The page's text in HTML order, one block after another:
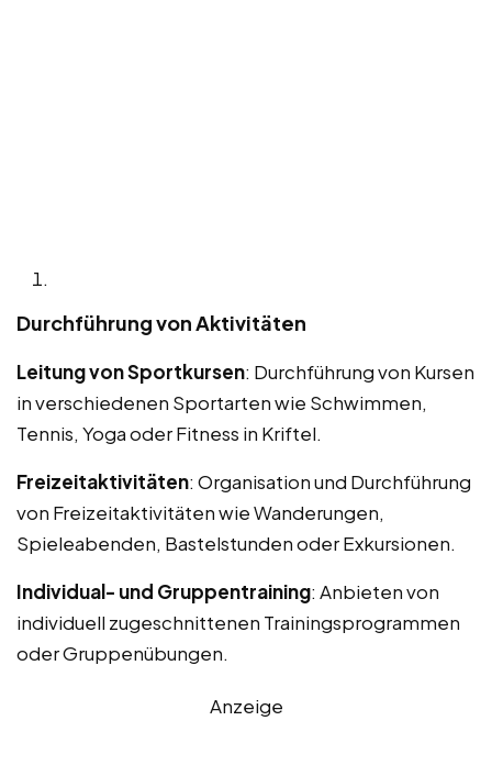
Durchführung von Aktivitäten
Leitung von Sportkursen: Durchführung von Kursen
in verschiedenen Sportarten wie Schwimmen,
Tennis, Yoga oder Fitness in Kriftel.
Freizeitaktivitäten: Organisation und Durchführung
von Freizeitaktivitäten wie Wanderungen,
Spieleabenden, Bastelstunden oder Exkursionen.
Individual- und Gruppentraining: Anbieten von
individuell zugeschnittenen Trainingsprogrammen
oder Gruppenübungen.
Anzeige